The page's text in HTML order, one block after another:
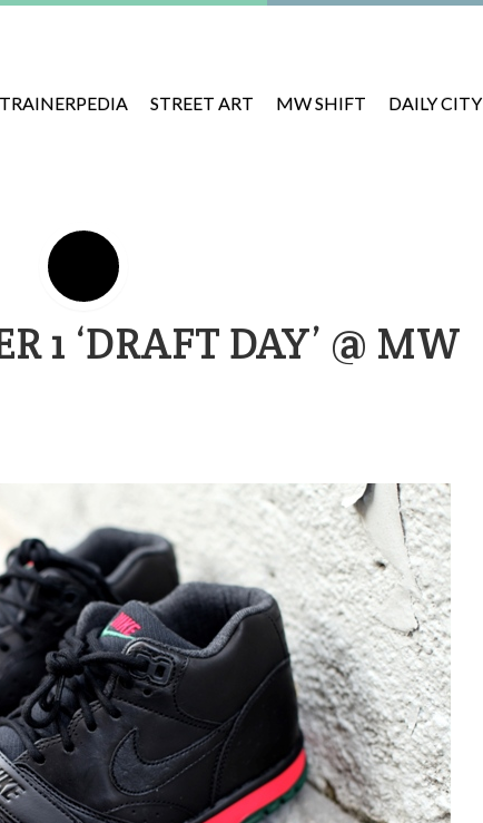
STREET ART MW SHIFT DAILY CITY
1 ‘DRAFT DAY’ @ MW